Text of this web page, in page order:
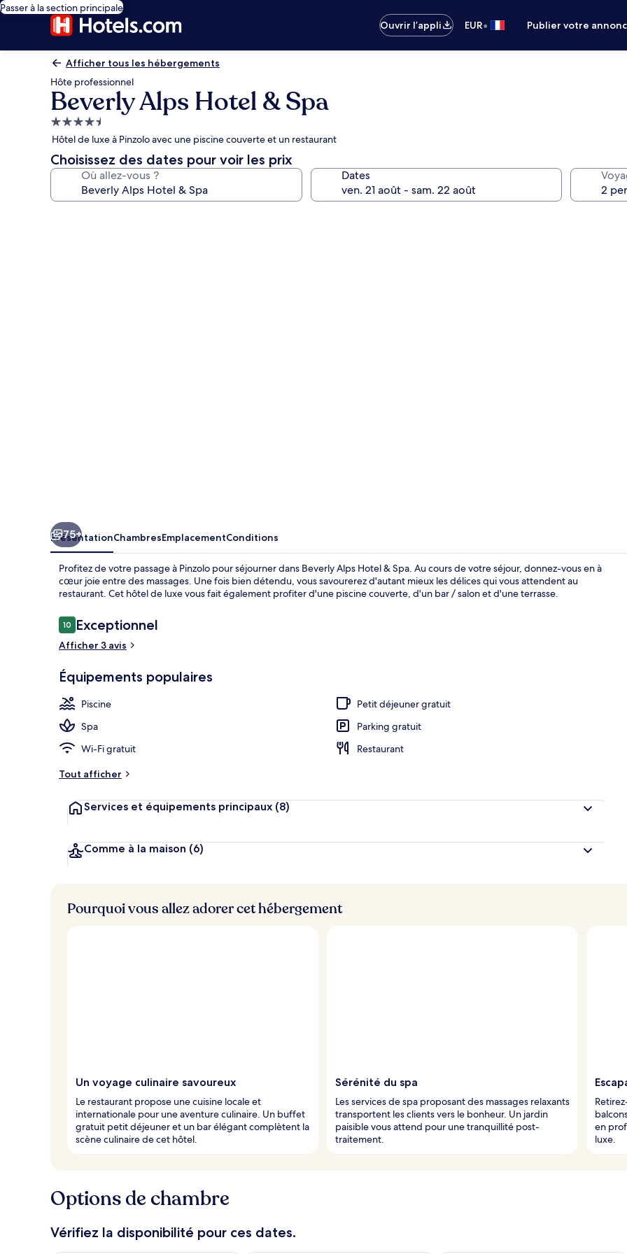
Passer à la section principale
Ouvrir l’appli
EUR• Publier votre
Afficher tous les hébergements
Hôte professionnel
Beverly Alps Hotel & Spa
Hébergement
4.5 étoiles
Hôtel de luxe à Pinzolo avec une piscine couverte et un restaurant
Choisissez des dates pour voir les prix
Où allez-vous ? Dates
75+
PrésentationChambresEmplacementConditions
Profitez de votre passage à Pinzolo pour séjourner dans Beverly Alps Hotel & Spa. Au cours de votre séjour, donnez-vous en à
cœur joie entre des massages. Une fois bien détendu, vous savourerez d'autant mieux les délices qui vous attendent au
restaurant. Cet hôtel de luxe vous fait également profiter d'une piscine couverte, d'un bar / salon et d'une terrasse.
Avis
voyageurs
1010 sur 10
Exceptionnel
Afficher 3 avis
Équipements populaires
Piscine
Petit déjeuner gratuit
Spa
Parking gratuit
Wi-Fi gratuit
Restaurant
Tout afficher
Services et équipements principaux (8)
Comme à la maison (6)
Pourquoi vous allez adorer cet hébergement
Un voyage culinaire savoureux
Le restaurant propose une cuisine locale et
internationale pour une aventure culinaire. Un buffet
gratuit petit déjeuner et un bar élégant complètent la
scène culinaire de cet hôtel.
Sérénité du spa
Les services de spa proposant des massages relaxants
transportent les clients vers le bonheur. Un jardin
paisible vous attend pour une tranquillité post-
traitement.
en
luxe.
Options de chambre
Vérifiez la disponibilité pour ces dates.